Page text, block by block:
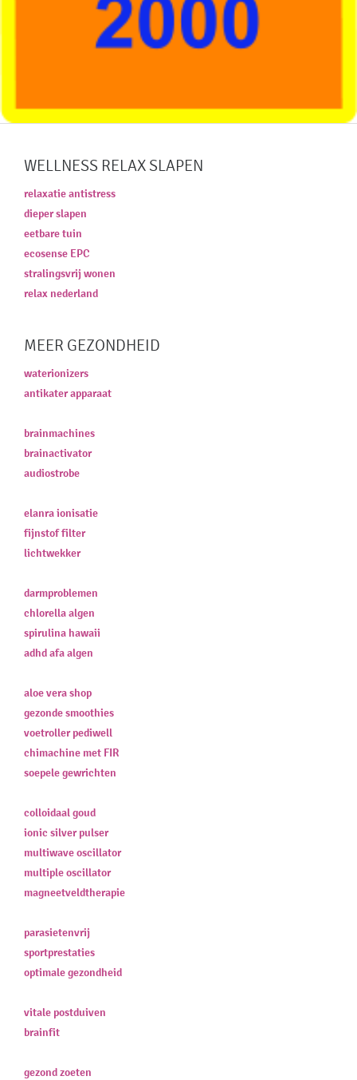
WELLNESS RELAX SLAPEN
relaxatie antistress
dieper slapen
eetbare tuin
ecosense EPC
stralingsvrij wonen
relax nederland
MEER GEZONDHEID
waterionizers
antikater apparaat
brainmachines
brainactivator
audiostrobe
elanra ionisatie
fijnstof filter
lichtwekker
darmproblemen
chlorella algen
spirulina hawaii
adhd afa algen
aloe vera shop
gezonde smoothies
voetroller pediwell
chimachine met FIR
soepele gewrichten
colloidaal goud
ionic silver pulser
multiwave oscillator
multiple oscillator
magneetveldtherapie
parasietenvrij
sportprestaties
optimale gezondheid
vitale postduiven
brainfit
gezond zoeten